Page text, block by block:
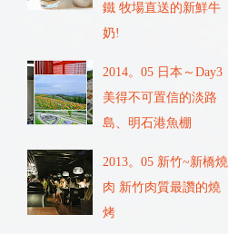
鐵 牧場直送的新鮮牛
奶!
2014。05 日本～Day3
美得不可置信的淡路
島、明石港魚棚
2013。05 新竹~新橋燒
肉 新竹肉質最讚的燒
烤